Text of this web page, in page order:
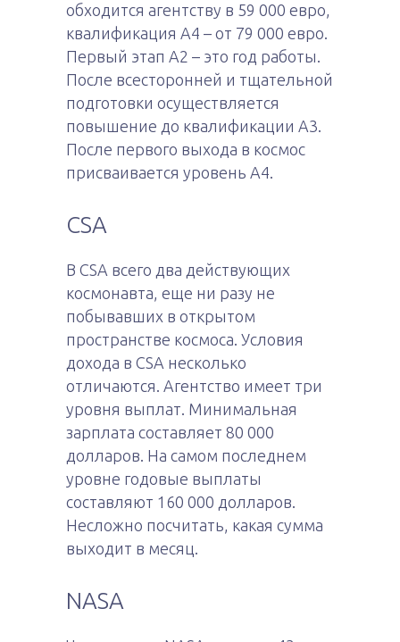
обходится агентству в 59 000 евро,
квалификация A4 – от 79 000 евро.
Первый этап A2 – это год работы.
После всесторонней и тщательной
подготовки осуществляется
повышение до квалификации A3.
После первого выхода в космос
присваивается уровень А4.
CSA
В CSA всего два действующих
космонавта, еще ни разу не
побывавших в открытом
пространстве космоса. Условия
дохода в CSA несколько
отличаются. Агентство имеет три
уровня выплат. Минимальная
зарплата составляет 80 000
долларов. На самом последнем
уровне годовые выплаты
составляют 160 000 долларов.
Несложно посчитать, какая сумма
выходит в месяц.
NASA